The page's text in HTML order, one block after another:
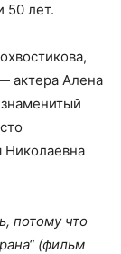
50 лет.
актера Алена
Николаевна
потому что
(фильм